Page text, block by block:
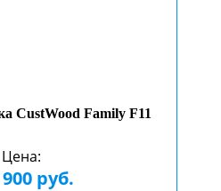
CustWood Family F11
Цена:
руб.